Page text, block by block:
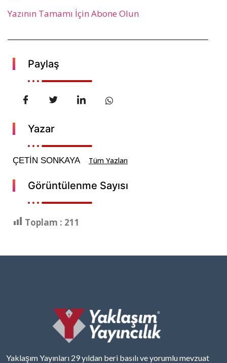
Yazının Tamamı İçin Abone Olun
Paylaş
Yazar
ÇETİN SONKAYA Tüm Yazları
Görüntülenme Sayısı
Toplam : 211
Yaklaşım Yayınları 29 yıldan beri basılı ve yorumlu mevzuat